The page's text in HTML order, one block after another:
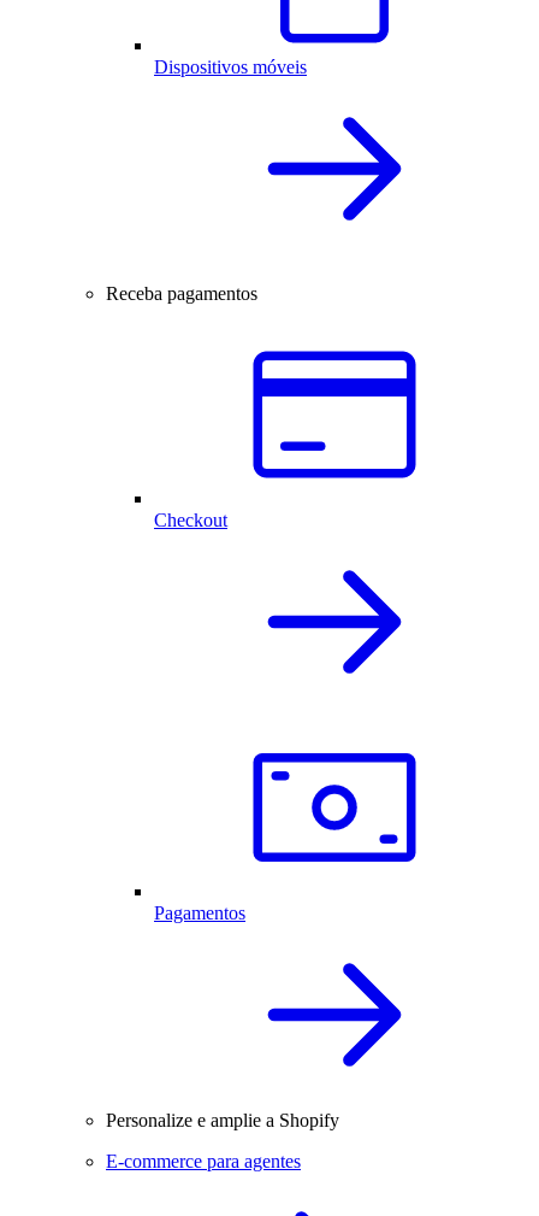
Dispositivos móveis
Receba pagamentos
Checkout
Pagamentos
Personalize e amplie a Shopify
E-commerce para agentes